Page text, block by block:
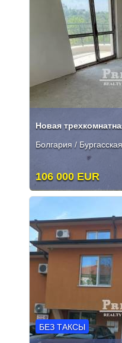
Новая
Болгария /
106 000 EUR
БЕЗ ТАКСЫ